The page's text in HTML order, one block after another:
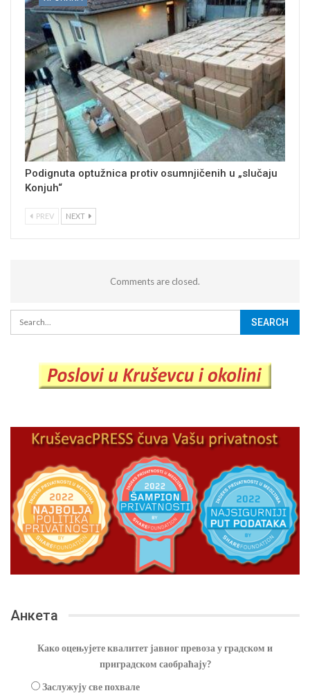
Podignuta optužnica protiv osumnjičenih u „slučaju
Konjuh“
PREV NEXT
Comments are closed.
Анкета
Како оцењујете квалитет јавног превоза у градском и
приградском саобраћају?
Заслужују све похвале